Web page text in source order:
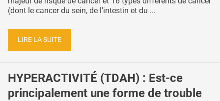
(dont le cancer du sein, de l'intestin et du ...
LIRE LA SUITE
HYPERACTIVITÉ (TDAH) : Est-ce
principalement une forme de trouble